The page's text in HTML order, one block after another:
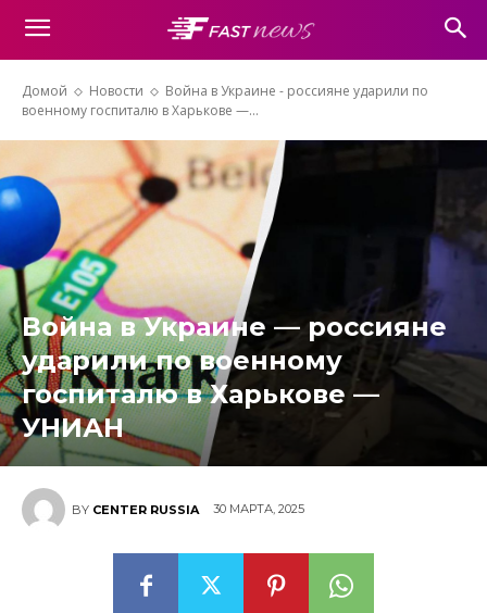
Домой Новости
Война в Украине - россияне ударили по
военному госпиталю в Харькове —...
Война в Украине — россияне
ударили по военному
госпиталю в Харькове —
УНИАН
BY CENTER RUSSIA 30 МАРТА, 2025